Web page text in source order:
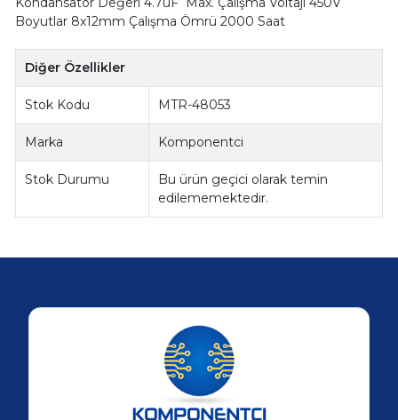
Boyutlar 8x12mm Çalışma Ömrü 2000 Saat
Diğer Özellikler
Stok Kodu MTR-48053
Marka Komponentci
Stok Durumu
Bu ürün geçici olarak temin
edilememektedir.